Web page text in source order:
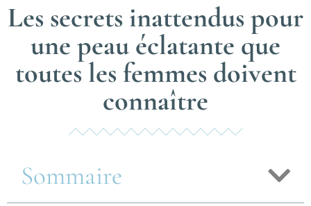
Les secrets inattendus pour
une peau éclatante que
toutes les femmes doivent
connaître
Sommaire